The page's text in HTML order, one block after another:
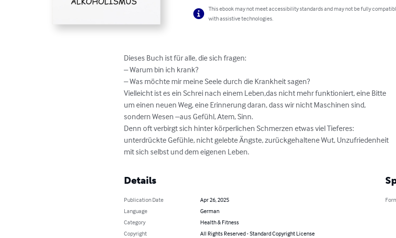
This ebook may not meet accessibility standards and may not be fully
with assistive technologies.
Dieses Buch ist für alle, die sich fragen:
– Warum bin ich krank?
– Was möchte mir meine Seele durch die Krankheit sagen?
Vielleicht ist es ein Schrei nach einem Leben,das nicht mehr funktioniert, eine Bitte
um einen neuen Weg, eine Erinnerung daran, dass wir nicht Maschinen sind,
sondern Wesen –aus Gefühl, Atem, Sinn.
Denn oft verbirgt sich hinter körperlichen Schmerzen etwas viel Tieferes:
unterdrückte Gefühle, nicht gelebte Ängste, zurückgehaltene Wut, Unzufriedenheit
mit sich selbst und dem eigenen Leben.
Details
Publication Date
Apr 26, 2025
Language
German
Category
Health & Fitness
Copyright
All Rights Reserved - Standard Copyright License